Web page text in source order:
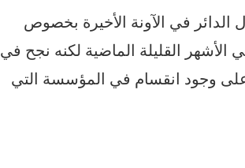
في الآونة الأخيرة بخصوص
القليلة الماضية لكنه نجح في
على وجود انقسام في المؤسسة التي